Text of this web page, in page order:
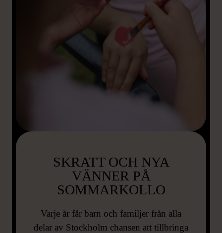
SKRATT OCH NYA
VÄNNER PÅ
SOMMARKOLLO
Varje år får barn och familjer från alla
delar av Stockholm chansen att tillbringa